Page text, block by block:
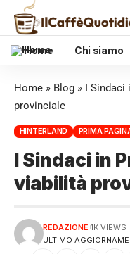
Home Chi siamo
Home » Blog » I Sindaci
provinciale
HINTERLAND PRIMA
I Sindaci in
viabilità
ULTIMO
REDAZIONE 1K VIEWS